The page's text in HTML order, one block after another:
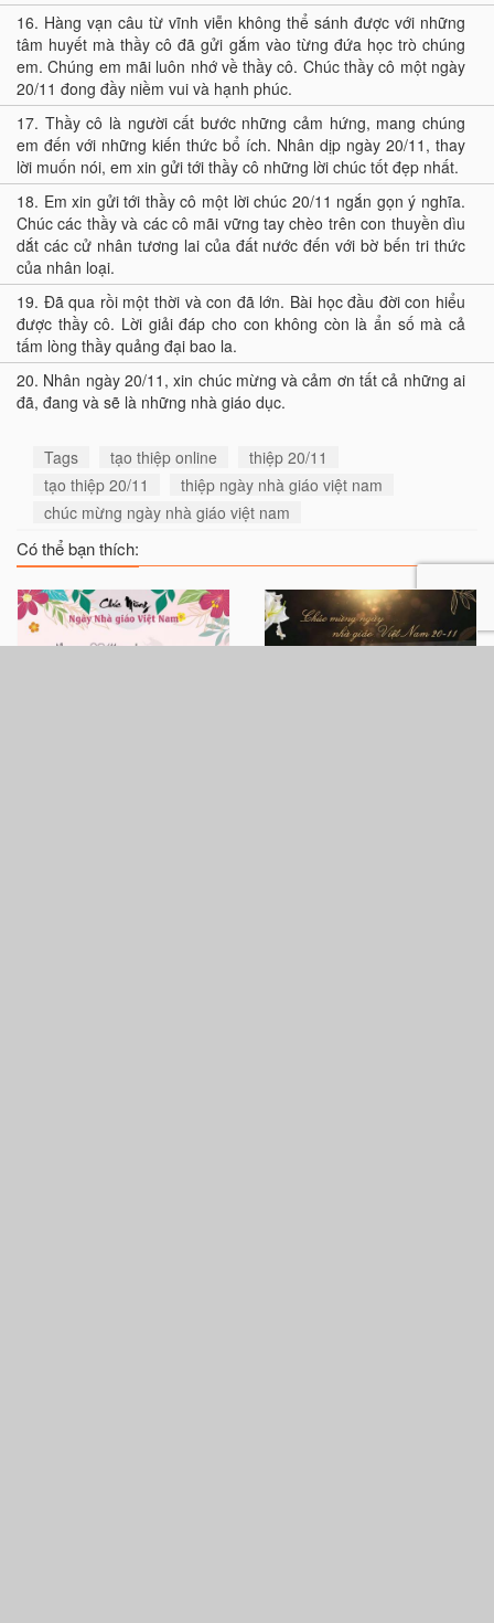
16. Hàng vạn câu từ vĩnh viễn không thể sánh được với những
tâm huyết mà thầy cô đã gửi gắm vào từng đứa học trò chúng
em. Chúng em mãi luôn nhớ về thầy cô. Chúc thầy cô một ngày
20/11 đong đầy niềm vui và hạnh phúc.
17. Thầy cô là người cất bước những cảm hứng, mang chúng
em đến với những kiến thức bổ ích. Nhân dịp ngày 20/11, thay
lời muốn nói, em xin gửi tới thầy cô những lời chúc tốt đẹp nhất.
18. Em xin gửi tới thầy cô một lời chúc 20/11 ngắn gọn ý nghĩa.
Chúc các thầy và các cô mãi vững tay chèo trên con thuyền dìu
dắt các cử nhân tương lai của đất nước đến với bờ bến tri thức
của nhân loại.
19. Đã qua rồi một thời và con đã lớn. Bài học đầu đời con hiểu
được thầy cô. Lời giải đáp cho con không còn là ẩn số mà cả
tấm lòng thầy quảng đại bao la.
20. Nhân ngày 20/11, xin chúc mừng và cảm ơn tất cả những ai
đã, đang và sẽ là những nhà giáo dục.
Tags tạo thiệp online
thiệp 20/11
tạo thiệp 20/11
thiệp ngày nhà giáo việt nam
chúc mừng ngày nhà giáo việt nam
Có thể bạn thích: